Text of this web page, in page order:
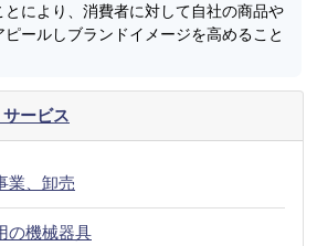
により、消費者に対して自社の商品や
ールしブランドイメージを高めること
ービス
業、卸売
の機械器具